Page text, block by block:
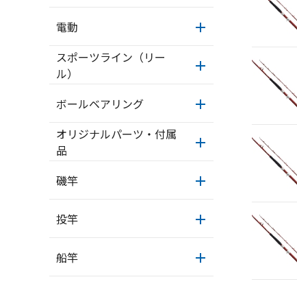
電動
スポーツライン（リー
ル）
ボールベアリング
オリジナルパーツ・付属
品
磯竿
投竿
船竿